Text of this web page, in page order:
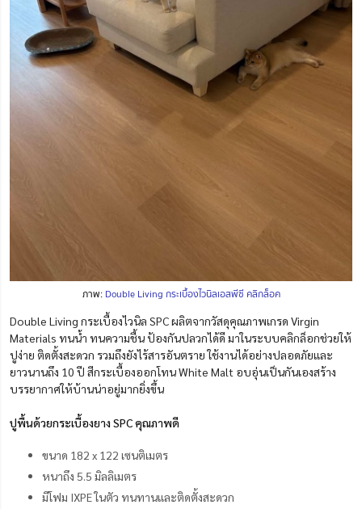
ภาพ: Double Living กระเบื้องไวนิลเอสพีซี คลิกล็อค
Double Living กระเบื้องไวนิล SPC ผลิตจากวัสดุคุณภาพเกรด Virgin
Materials ทนน้ำ ทนความชื้น ป้องกันปลวกได้ดี มาในระบบคลิกล็อกช่วยให้
ปูง่าย ติดตั้งสะดวก รวมถึงยังไร้สารอันตราย ใช้งานได้อย่างปลอดภัยและ
ยาวนานถึง 10 ปี สีกระเบื้องออกโทน White Malt อบอุ่นเป็นกันเองสร้าง
บรรยากาศให้บ้านน่าอยู่มากยิ่งขึ้น
ปูพื้นด้วยกระเบื้องยาง SPC คุณภาพดี
ขนาด 182 x 122 เซนติเมตร
หนาถึง 5.5 มิลลิเมตร
มีโฟม IXPE ในตัว ทนทานและติดตั้งสะดวก